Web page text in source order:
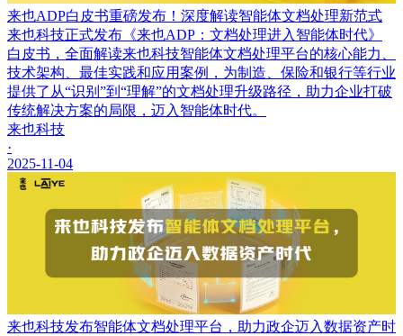
来也ADP白皮书重磅发布！深度解读智能体文档处理新范式
来也科技正式发布《来也ADP：文档处理进入智能体时代》
白皮书，全面解读来也科技智能体文档处理平台的核心能力、
技术架构、最佳实践和应用案例，为制造、保险和银行等行业
提供了从“识别”到“理解”的文档处理升级路径，助力企业打破
传统解决方案的局限，迈入智能体时代。
来也科技
·
2025-11-04
来也科技发布智能体文档处理平台，助力政企迈入数据资产时